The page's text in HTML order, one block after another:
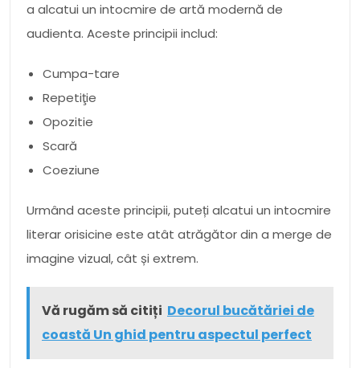
a alcatui un intocmire de artă modernă de
audienta. Aceste principii includ:
Cumpa-tare
Repetiţie
Opozitie
Scară
Coeziune
Urmând aceste principii, puteți alcatui un intocmire
literar orisicine este atât atrăgător din a merge de
imagine vizual, cât și extrem.
Vă rugăm să citiți Decorul bucătăriei de
coastă Un ghid pentru aspectul perfect